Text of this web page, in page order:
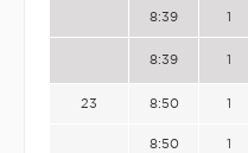
8:39 1
8:39 1
23 8:50 1
8:50 1